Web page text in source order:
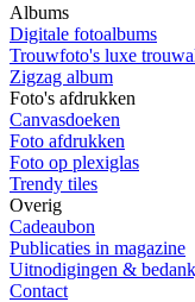
Albums
Digitale fotoalbums
Trouwfoto's luxe
Zigzag album
Foto's afdrukken
Canvasdoeken
Foto afdrukken
Foto op plexiglas
Trendy tiles
Overig
Cadeaubon
Publicaties in magazine
Uitnodigingen &
Contact